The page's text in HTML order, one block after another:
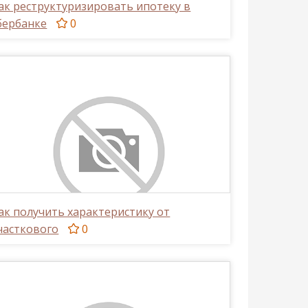
реструктуризировать ипотеку в
0
получить характеристику от
0